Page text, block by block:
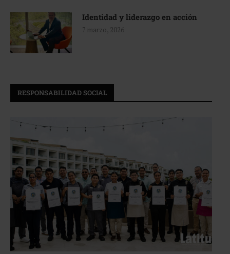
Identidad y liderazgo en acción
7 marzo, 2026
RESPONSABILIDAD SOCIAL